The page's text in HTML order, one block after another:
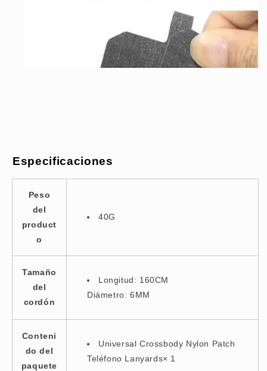
Especificaciones
Peso
del
product
o
40G
Tamaño
del
cordón
Longitud: 160CM
Diámetro: 6MM
Conteni
do del
paquete
Universal Crossbody Nylon Patch
Teléfono Lanyards× 1